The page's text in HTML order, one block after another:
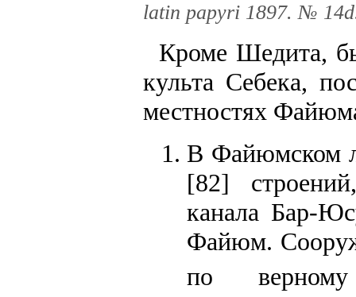
latin papyri 1897. №
Кроме Шедита,
культа Себека,
местностях
В Файюмском
[82]
канала Бар-
Файюм.
по